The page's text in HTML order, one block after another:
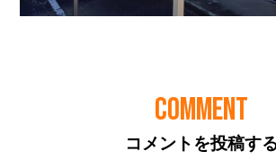
COMMENT
コメントを投稿す